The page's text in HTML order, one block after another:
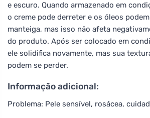
e escuro. Quando armazenado em
o creme pode derreter e os óleos
manteiga, mas isso não afeta
do produto. Após ser colocado em
ele solidifica novamente, mas sua
podem se perder.
Informação adicional:
Problema: Pele sensível, rosácea,